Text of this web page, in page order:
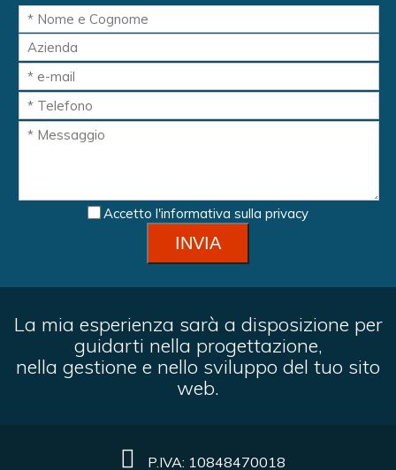
Accetto l'informativa sulla privacy
La mia esperienza sarà a disposizione per
guidarti nella progettazione,
nella gestione e nello sviluppo del tuo sito
web.
P.IVA: 10848470018